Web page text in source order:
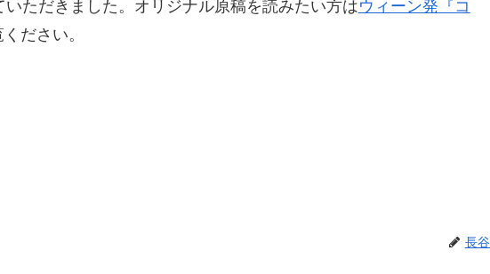
いただきました。オリジナル原稿を読みたい方はウィーン発『コ
ださい。
長